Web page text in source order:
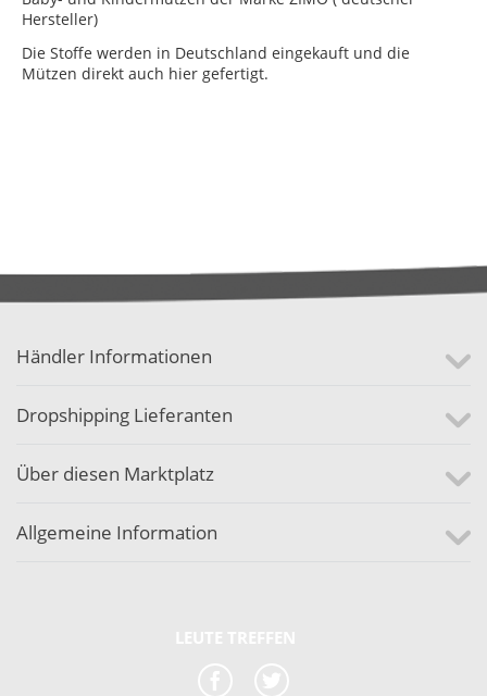
Hersteller)
Die Stoffe werden in Deutschland eingekauft und die
Mützen direkt auch hier gefertigt.
Händler Informationen
Dropshipping Lieferanten
Über diesen Marktplatz
Allgemeine Information